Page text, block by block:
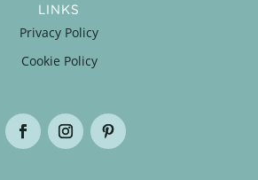
LINKS
Privacy Policy
Cookie Policy